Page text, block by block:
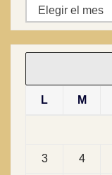
Archivos
L M
3 4